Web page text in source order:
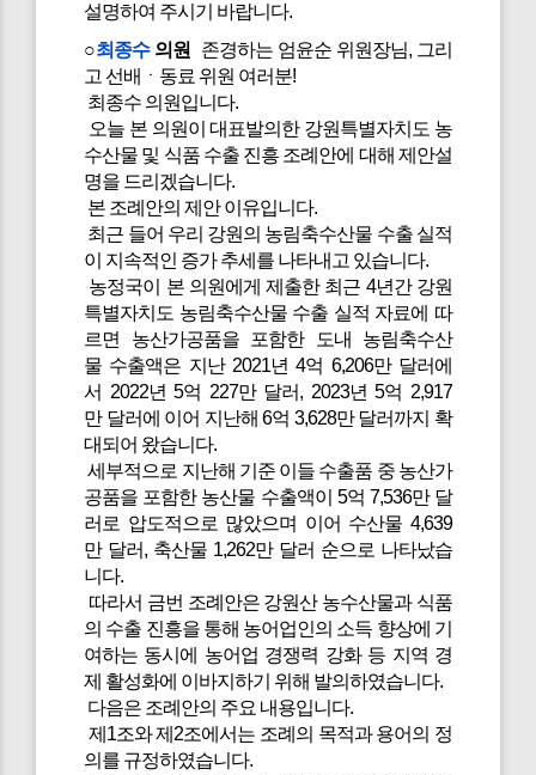
설명하여 주시기 바랍니다.
○최종수의원
존경하는 엄윤순 위원장님, 그리
고 선배ㆍ동료 위원 여러분!
최종수 의원입니다.
오늘 본 의원이 대표발의한 강원특별자치도 농
수산물 및 식품 수출 진흥 조례안에 대해 제안설
명을 드리겠습니다.
본 조례안의 제안 이유입니다.
최근 들어 우리 강원의 농림축수산물 수출 실적
이 지속적인 증가 추세를 나타내고 있습니다.
농정국이 본 의원에게 제출한 최근 4년간 강원
특별자치도 농림축수산물 수출 실적 자료에 따
르면 농산가공품을 포함한 도내 농림축수산
물 수출액은 지난 2021년 4억 6,206만 달러에
서 2022년 5억 227만 달러, 2023년 5억 2,917
만 달러에 이어 지난해 6억 3,628만 달러까지 확
대되어 왔습니다.
세부적으로 지난해 기준 이들 수출품 중 농산가
공품을 포함한 농산물 수출액이 5억 7,536만 달
러로 압도적으로 많았으며 이어 수산물 4,639
만 달러, 축산물 1,262만 달러 순으로 나타났습
니다.
따라서 금번 조례안은 강원산 농수산물과 식품
의 수출 진흥을 통해 농어업인의 소득 향상에 기
여하는 동시에 농어업 경쟁력 강화 등 지역 경
제 활성화에 이바지하기 위해 발의하였습니다.
다음은 조례안의 주요 내용입니다.
제1조와 제2조에서는 조례의 목적과 용어의 정
의를 규정하였습니다.